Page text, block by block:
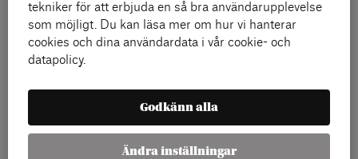
Inför sommaruppehållet bjuder podden Pengar &
Politik på ett battle mellan Timbros vd Karin
Svanborg-Sjövall och Arena Idés chefsekonom
tekniker för att erbjuda en så bra användarupplevelse
som möjligt. Du kan läsa mer om hur vi hanterar
cookies och dina användardata i vår cookie- och
datapolicy.
Godkänn alla
Ändra inställningar